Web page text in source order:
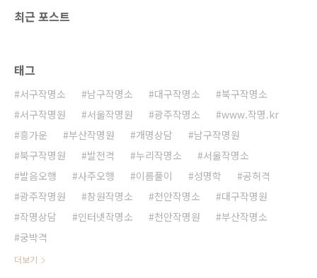
최근 포스트
태그
서구작명소 남구작명소 대구작명소
북구작명소
서구작명원
서울작명원 광주작명소
www.작명.kr
흥가운
부산작명원 개명상담
남구작명원
북구작명원
발전격 누리작명소
서울작명소
발음오행
사주오행 이름풀이 성명학
공허격
광주작명원
창원작명소 천안작명소
대구작명원
작명상담
인터넷작명소 천안작명원
부산작명소
궁박격
더보기